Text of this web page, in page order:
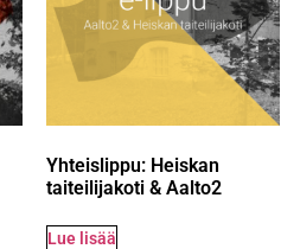
Yhteislippu: Heiskan
taiteilijakoti & Aalto2
Lue lisää